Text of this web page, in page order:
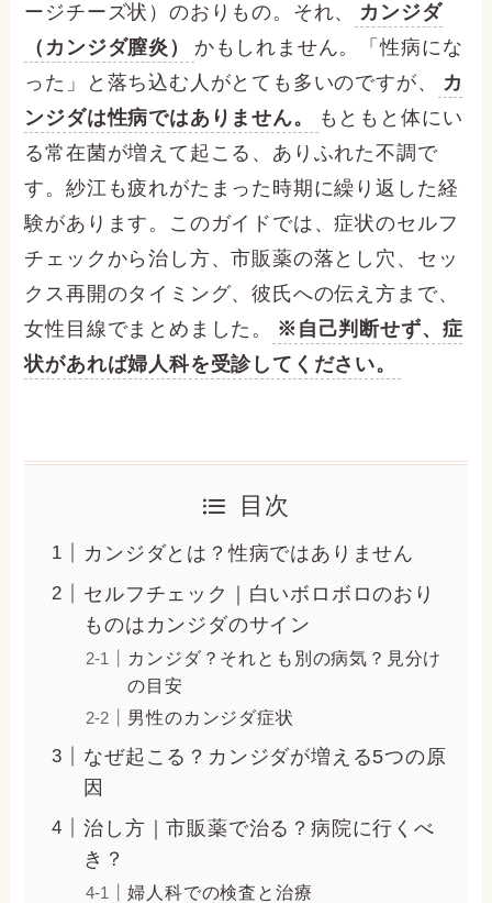
ージチーズ状）のおりもの。それ、
カンジダ
（カンジダ膣炎）
かもしれません。「性病にな
った」と落ち込む人がとても多いのですが、
カ
ンジダは性病ではありません。
もともと体にい
る常在菌が増えて起こる、ありふれた不調で
す。紗江も疲れがたまった時期に繰り返した経
験があります。このガイドでは、症状のセルフ
チェックから治し方、市販薬の落とし穴、セッ
クス再開のタイミング、彼氏への伝え方まで、
女性目線でまとめました。
※自己判断せず、症
状があれば婦人科を受診してください。
目次
カンジダとは？性病ではありません
セルフチェック｜白いボロボロのおり
ものはカンジダのサイン
カンジダ？それとも別の病気？見分け
の目安
男性のカンジダ症状
なぜ起こる？カンジダが増える5つの原
因
治し方｜市販薬で治る？病院に行くべ
き？
婦人科での検査と治療